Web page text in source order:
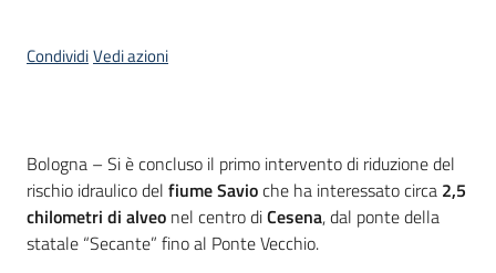
CondividiVedi azioni
Contenuto
Bologna – Si è concluso il primo intervento di riduzione del
rischio idraulico del fiume Savioche ha interessato circa 2,5
chilometri di alveo nel centro diCesena, dal ponte della
statale “Secante” fino al Ponte Vecchio.